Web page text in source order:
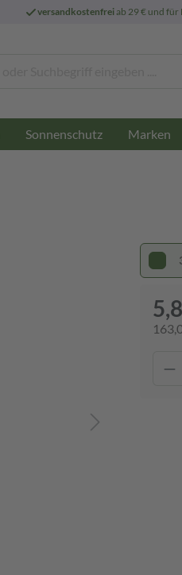
versandkostenfreiab 29 € und für
Sonnenschutz Marken